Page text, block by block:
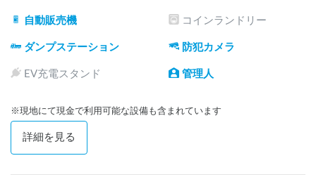
・オプションで合計１５Ａの２口電源をご利用いただけま
■オートサイト
・夜間２０時～９時はゲートが閉まります。
・テントの設営の他、オプションでＢＢＱをご利用いただけ
自動販売機 コインランドリー
ダンプステーション 防犯カメラ
EV充電スタンド 管理人
※現地にて現金で利用可能な設備も含まれています
詳細を見る